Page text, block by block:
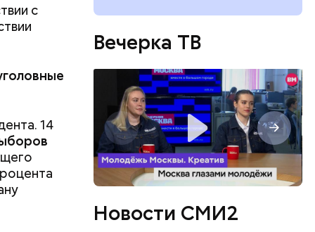
с
14
Вечерка ТВ
Новости СМИ2